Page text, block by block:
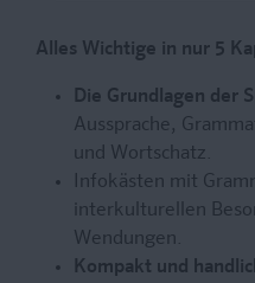
Alles Wichtige in nur 5
Die Grundlagen der
Aussprache,
und Wortschatz.
Infokästen mit
interkulturellen
Wendungen.
Kompakt und